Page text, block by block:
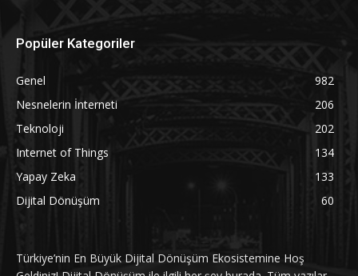
Popüler Kategoriler
Genel
982
Nesnelerin İnterneti
206
Teknoloji
202
Internet of Things
134
Yapay Zeka
133
Dijital Dönüşüm
60
Türkiye’nin En Büyük Dijital Dönüşüm Ekosistemine Hoş